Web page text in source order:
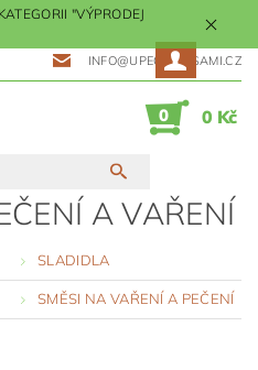
"VÝPRODEJ
INFO@UPECMESISAMI.CZ
0 0 Kč
A VAŘENÍ
SLADIDLA
SMĚSI NA VAŘENÍ A PEČENÍ